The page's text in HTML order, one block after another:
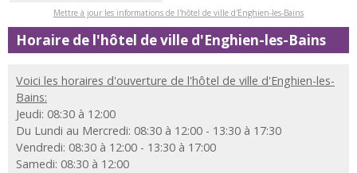
Mettre à jour les informations de l'hôtel de ville d'Enghien-les-Bains
Horaire de l'hôtel de ville d'Enghien-les-Bains
Voici les horaires d'ouverture de l'hôtel de ville d'Enghien-les-
Bains:
Jeudi: 08:30 à 12:00
Du Lundi au Mercredi: 08:30 à 12:00 - 13:30 à 17:30
Vendredi: 08:30 à 12:00 - 13:30 à 17:00
Samedi: 08:30 à 12:00